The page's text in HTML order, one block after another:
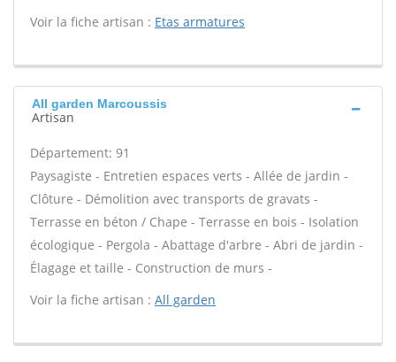
Voir la fiche artisan : Etas armatures
All garden Marcoussis
Artisan
Département: 91
Paysagiste - Entretien espaces verts - Allée de jardin -
Clôture - Démolition avec transports de gravats -
Terrasse en béton / Chape - Terrasse en bois - Isolation
écologique - Pergola - Abattage d'arbre - Abri de jardin -
Élagage et taille - Construction de murs -
Voir la fiche artisan : All garden